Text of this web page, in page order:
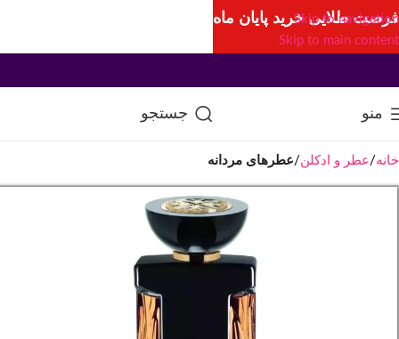
Skip to navigation
Skip to main content
منو جستجو
خانه عطر و ادکلن عطرهای مردانه
فرصت طلایی خرید پایان ماه